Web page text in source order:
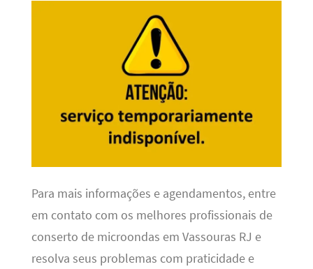
Para mais informações e agendamentos, entre
em contato com os melhores profissionais de
conserto de microondas em Vassouras RJ e
resolva seus problemas com praticidade e